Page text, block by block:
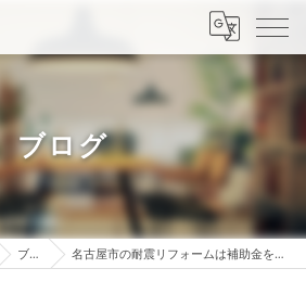
ブログ
ブログ 名古屋市の耐震リフォームは補助金を活用！条件や施工費用を解説！